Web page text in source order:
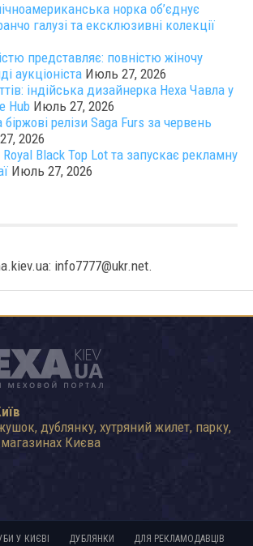
норка об’єднує
галузі та ексклюзивні колекції
представляє: повністю жіночу
аукціоніста Июль 27, 2026
індійська дизайнерка Неха Чавла у
Hub Июль 27, 2026
біржові релізи Saga Furs за червень
2026
Black Top Lot та запускає рекламну
Июль 27, 2026
info7777@ukr.net.
дублянку, хутряний жилет, парку,
Києва
У КИЄВІ ДУБЛЯНКИ ДЛЯ РЕКЛАМОДАВЦІВ